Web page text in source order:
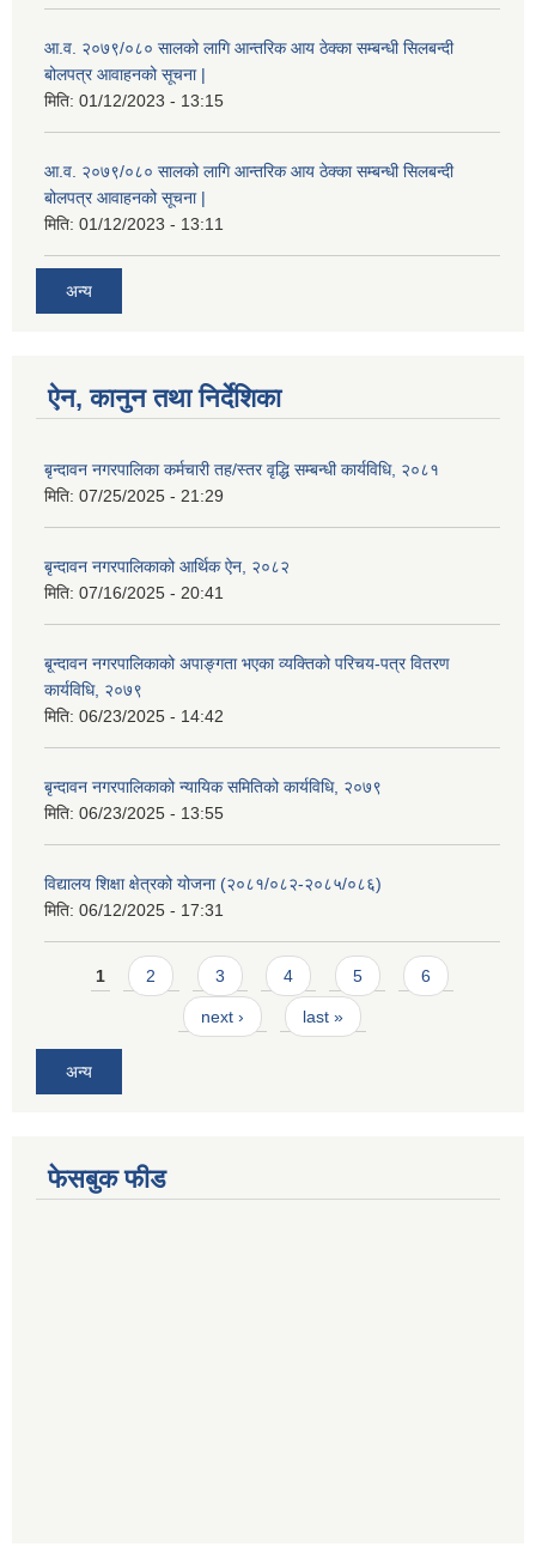
आ.व. २०७९/०८० सालको लागि आन्तरिक आय ठेक्का सम्बन्धी सिलबन्दी
बोलपत्र आवाहनको सूचना |
मिति: 01/12/2023 - 13:15
आ.व. २०७९/०८० सालको लागि आन्तरिक आय ठेक्का सम्बन्धी सिलबन्दी
बोलपत्र आवाहनको सूचना |
मिति: 01/12/2023 - 13:11
अन्य
ऐन, कानुन तथा निर्देशिका
बृन्दावन नगरपालिका कर्मचारी तह/स्तर वृद्धि सम्बन्धी कार्यविधि, २०८१
मिति: 07/25/2025 - 21:29
बृन्दावन नगरपालिकाको आर्थिक ऐन, २०८२
मिति: 07/16/2025 - 20:41
बृ्न्दावन नगरपालिकाको अपाङ्गता भएका व्यक्तिको परिचय-पत्र वितरण
कार्यविधि, २०७९
मिति: 06/23/2025 - 14:42
बृन्दावन नगरपालिकाको न्यायिक समितिको कार्यविधि, २०७९
मिति: 06/23/2025 - 13:55
विद्यालय शिक्षा क्षेत्रको योजना (२०८१/०८२-२०८५/०८६)
मिति: 06/12/2025 - 17:31
Pages
1 2 3 4 5 6
next › last »
अन्य
फेसबुक फीड